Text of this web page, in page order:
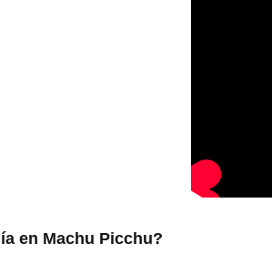
en Machu Picchu?